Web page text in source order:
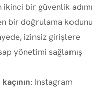
ikinci bir güvenlik adımı
bir doğrulama kodunu
izinsiz girişlere
yönetimi sağlamış
: Instagram